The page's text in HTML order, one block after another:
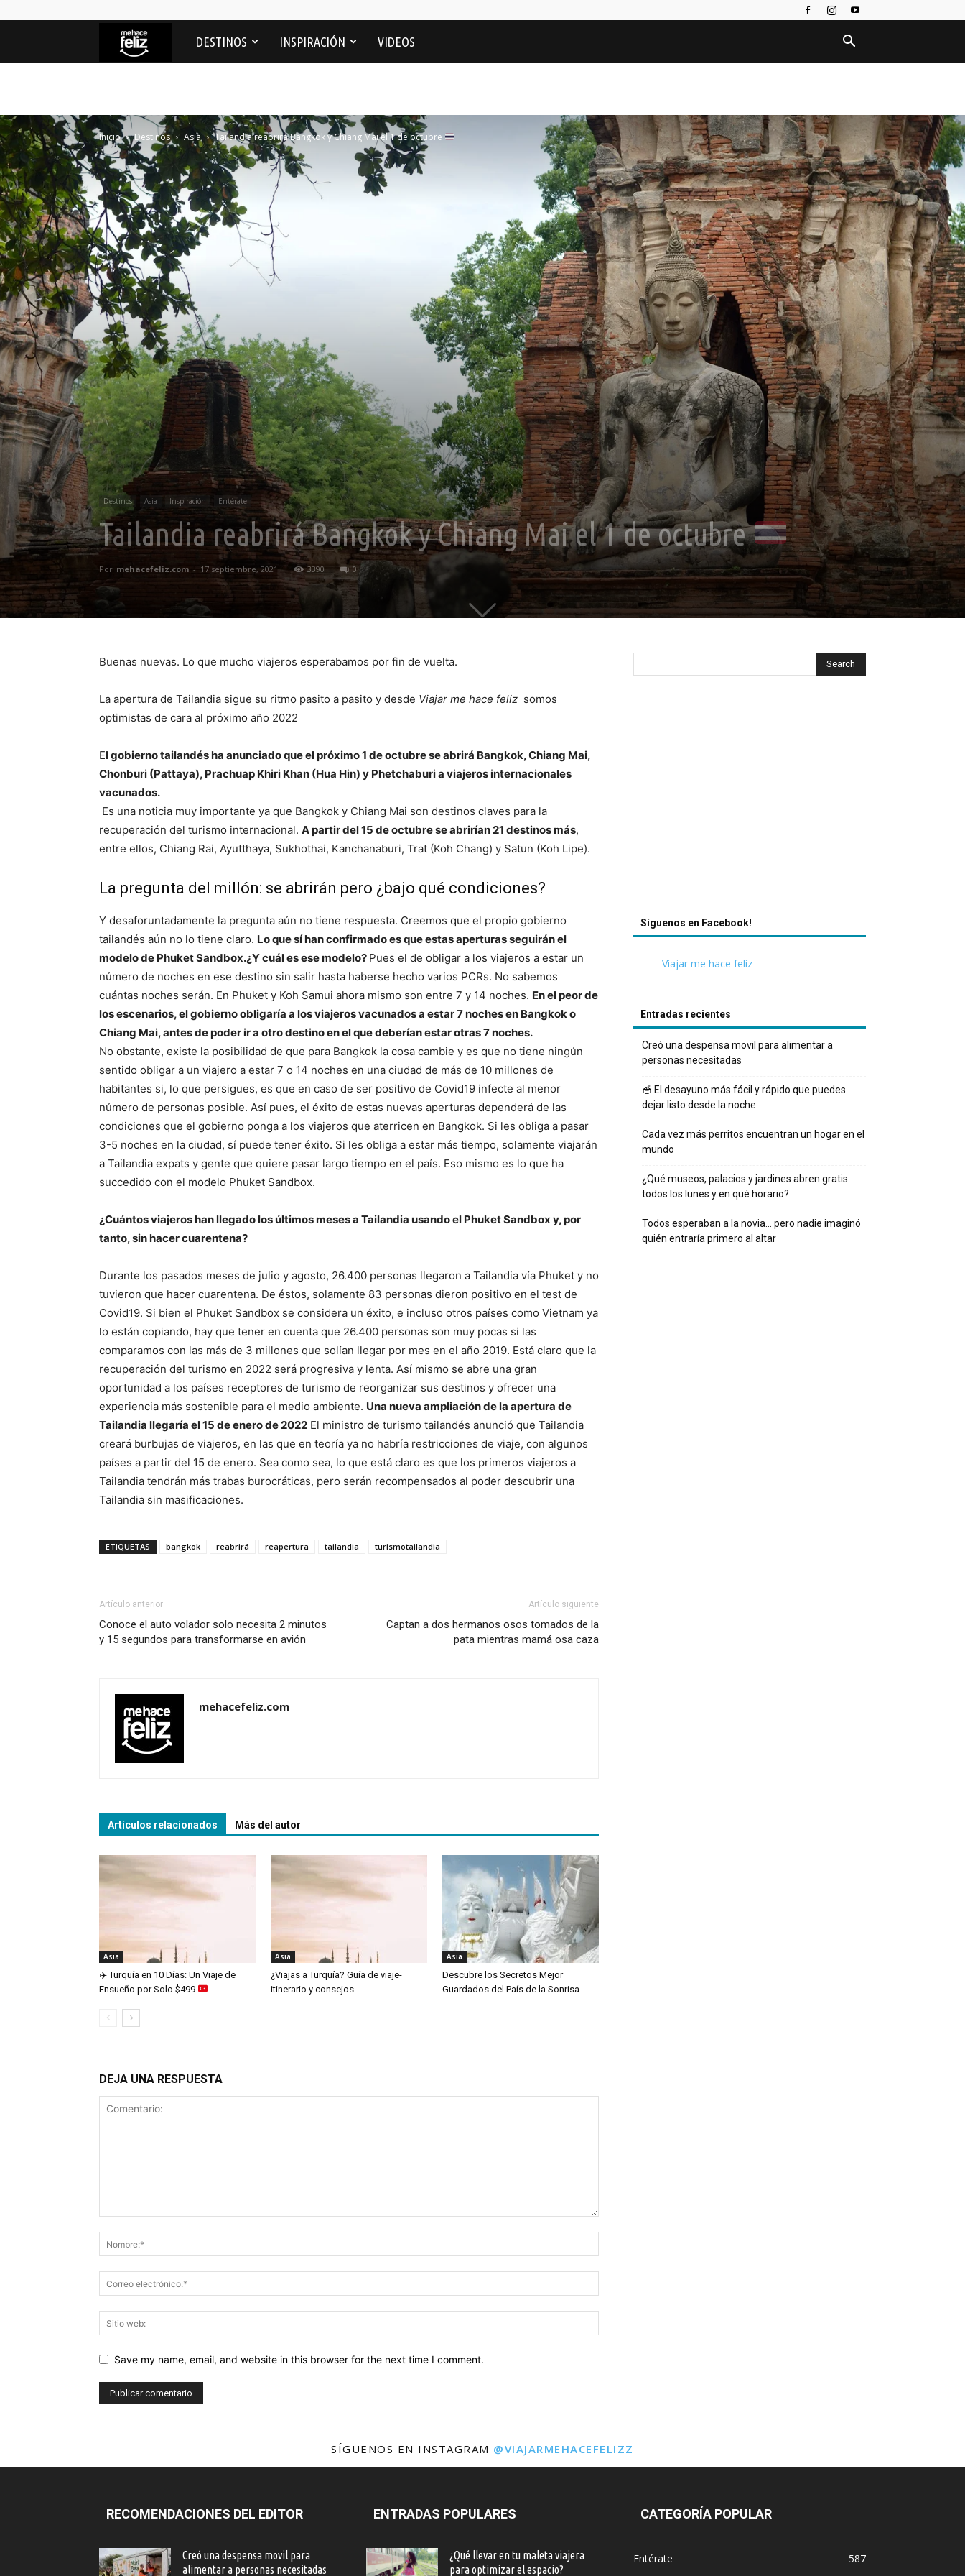
Me
feliz
DESTINOS INSPIRACIÓN VIDEOS
Inicio Destinos Asia Tailandia reabrirá Bangkok y Chiang Mai el 1 de octubre
Destinos Asia Inspiración Entérate
Tailandia reabrirá Bangkok y Chiang Mai el 1 de octubre
Por mehacefeliz.com - 17 septiembre, 2021 3390 0
Buenas nuevas. Lo que mucho viajeros esperabamos por fin de vuelta.
La apertura de Tailandia sigue su ritmo pasito a pasito y desde Viajar me hace feliz somos
optimistas de cara al próximo año 2022
El gobierno tailandés ha anunciado que el próximo 1 de octubre se abrirá Bangkok, Chiang Mai,
Chonburi (Pattaya), Prachuap Khiri Khan (Hua Hin) y Phetchaburi a viajeros internacionales
vacunados.
Es una noticia muy importante ya que Bangkok y Chiang Mai son destinos claves para la
recuperación del turismo internacional. A partir del 15 de octubre se abrirían 21 destinos más,
entre ellos, Chiang Rai, Ayutthaya, Sukhothai, Kanchanaburi, Trat (Koh Chang) y Satun (Koh Lipe).
La pregunta del millón: se abrirán pero ¿bajo qué condiciones?
Y desaforuntadamente la pregunta aún no tiene respuesta. Creemos que el propio gobierno
tailandés aún no lo tiene claro. Lo que sí han confirmado es que estas aperturas seguirán el
modelo de Phuket Sandbox.¿Y cuál es ese modelo? Pues el de obligar a los viajeros a estar un
número de noches en ese destino sin salir hasta haberse hecho varios PCRs. No sabemos
cuántas noches serán. En Phuket y Koh Samui ahora mismo son entre 7 y 14 noches. En el peor de
los escenarios, el gobierno obligaría a los viajeros vacunados a estar 7 noches en Bangkok o
Chiang Mai, antes de poder ir a otro destino en el que deberían estar otras 7 noches.
No obstante, existe la posibilidad de que para Bangkok la cosa cambie y es que no tiene ningún
sentido obligar a un viajero a estar 7 o 14 noches en una ciudad de más de 10 millones de
habitantes si, lo que persigues, es que en caso de ser positivo de Covid19 infecte al menor
número de personas posible. Así pues, el éxito de estas nuevas aperturas dependerá de las
condiciones que el gobierno ponga a los viajeros que aterricen en Bangkok. Si les obliga a pasar
3-5 noches en la ciudad, sí puede tener éxito. Si les obliga a estar más tiempo, solamente viajarán
a Tailandia expats y gente que quiere pasar largo tiempo en el país. Eso mismo es lo que ha
succedido con el modelo Phuket Sandbox.
¿Cuántos viajeros han llegado los últimos meses a Tailandia usando el Phuket Sandbox y, por
tanto, sin hacer cuarentena?
Durante los pasados meses de julio y agosto, 26.400 personas llegaron a Tailandia vía Phuket y no
tuvieron que hacer cuarentena. De éstos, solamente 83 personas dieron positivo en el test de
Covid19. Si bien el Phuket Sandbox se considera un éxito, e incluso otros países como Vietnam ya
lo están copiando, hay que tener en cuenta que 26.400 personas son muy pocas si las
comparamos con las más de 3 millones que solían llegar por mes en el año 2019. Está claro que la
recuperación del turismo en 2022 será progresiva y lenta. Así mismo se abre una gran
oportunidad a los países receptores de turismo de reorganizar sus destinos y ofrecer una
experiencia más sostenible para el medio ambiente. Una nueva ampliación de la apertura de
Tailandia llegaría el 15 de enero de 2022 El ministro de turismo tailandés anunció que Tailandia
creará burbujas de viajeros, en las que en teoría ya no habría restricciones de viaje, con algunos
países a partir del 15 de enero. Sea como sea, lo que está claro es que los primeros viajeros a
Tailandia tendrán más trabas burocráticas, pero serán recompensados al poder descubrir una
Tailandia sin masificaciones.
ETIQUETAS bangkok reabrirá reapertura tailandia turismotailandia
Artículo anterior
Conoce el auto volador solo necesita 2 minutos
y 15 segundos para transformarse en avión
Artículo siguiente
Captan a dos hermanos osos tomados de la
pata mientras mamá osa caza
mehacefeliz.com
Artículos relacionados Más del autor
Asia
✈️Turquía en 10 Días: Un Viaje de
Ensueño por Solo $499
Asia
¿Viajas a Turquía? Guía de viaje-
itinerario y consejos
Asia
Descubre los Secretos Mejor
Guardados del País de la Sonrisa
DEJA UNA RESPUESTA
Save my name, email, and website in this browser for the next time I comment.
Síguenos en Facebook!
Viajar me hace feliz
Entradas recientes
Creó una despensa movil para alimentar a
personas necesitadas
🥣 El desayuno más fácil y rápido que puedes
dejar listo desde la noche
Cada vez más perritos encuentran un hogar en el
mundo
¿Qué museos, palacios y jardines abren gratis
todos los lunes y en qué horario?
Todos esperaban a la novia… pero nadie imaginó
quién entraría primero al altar
SÍGUENOS EN INSTAGRAM @VIAJARMEHACEFELIZZ
RECOMENDACIONES DEL EDITOR
Creó una despensa movil para
alimentar a personas necesitadas
ENTRADAS POPULARES
¿Qué llevar en tu maleta viajera
para optimizar el espacio?
CATEGORÍA POPULAR
Entérate
587